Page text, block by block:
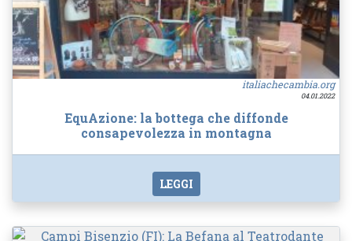
italiachecambia.org
04.01.2022
EquAzione: la bottega che diffonde
consapevolezza in montagna
LEGGI